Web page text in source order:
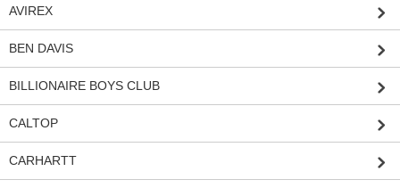
AVIREX
BEN DAVIS
BILLIONAIRE BOYS CLUB
CALTOP
CARHARTT